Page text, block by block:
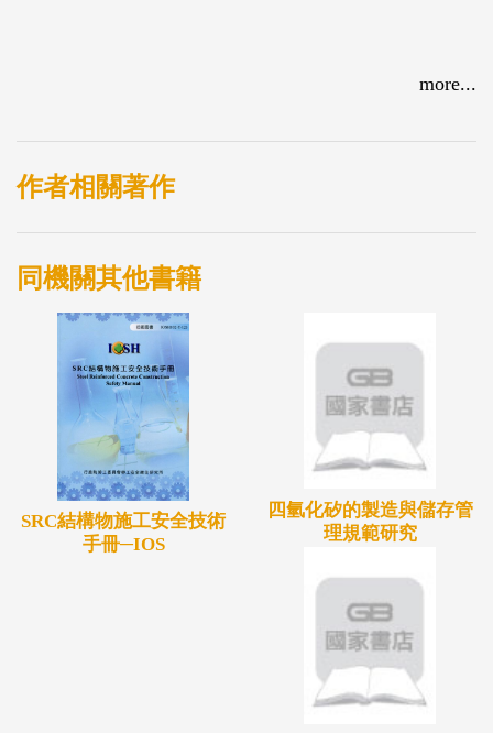
more...
作者相關著作
同機關其他書籍
SRC結構物施工安全技術
手冊─IOS
四氫化矽的製造與儲存管
理規範研究